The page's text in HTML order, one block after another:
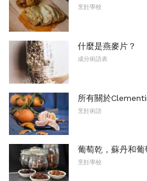
烹飪學校
什麼是燕麥片？
成分術語表
所有關於
烹飪術語
葡萄乾，蘇丹和葡
烹飪學校